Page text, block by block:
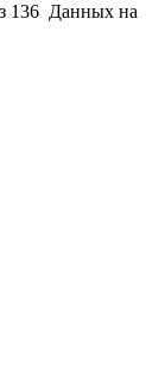
136 Данных на